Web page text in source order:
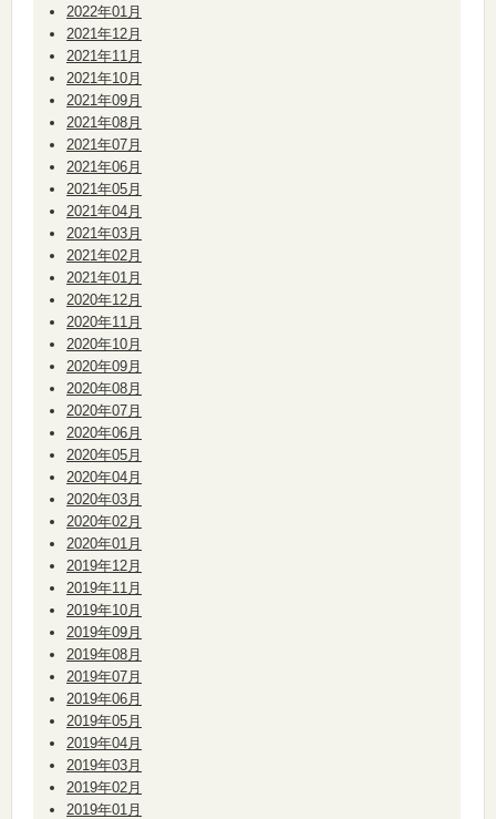
2022年01月
2021年12月
2021年11月
2021年10月
2021年09月
2021年08月
2021年07月
2021年06月
2021年05月
2021年04月
2021年03月
2021年02月
2021年01月
2020年12月
2020年11月
2020年10月
2020年09月
2020年08月
2020年07月
2020年06月
2020年05月
2020年04月
2020年03月
2020年02月
2020年01月
2019年12月
2019年11月
2019年10月
2019年09月
2019年08月
2019年07月
2019年06月
2019年05月
2019年04月
2019年03月
2019年02月
2019年01月